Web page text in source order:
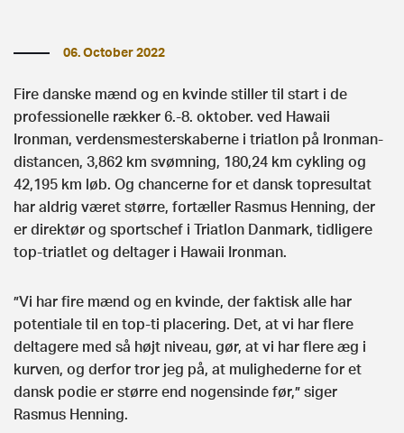
06. October 2022
Fire danske mænd og en kvinde stiller til start i de
professionelle rækker 6.-8. oktober. ved Hawaii
Ironman, verdensmesterskaberne i triatlon på Ironman-
distancen, 3,862 km svømning, 180,24 km cykling og
42,195 km løb. Og chancerne for et dansk topresultat
har aldrig været større, fortæller Rasmus Henning, der
er direktør og sportschef i Triatlon Danmark, tidligere
top-triatlet og deltager i Hawaii Ironman.
”Vi har fire mænd og en kvinde, der faktisk alle har
potentiale til en top-ti placering. Det, at vi har flere
deltagere med så højt niveau, gør, at vi har flere æg i
kurven, og derfor tror jeg på, at mulighederne for et
dansk podie er større end nogensinde før,” siger
Rasmus Henning.